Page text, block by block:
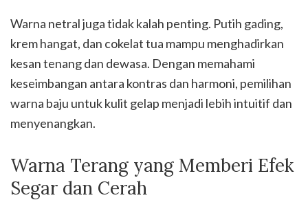
Warna netral juga tidak kalah penting. Putih gading,
krem hangat, dan cokelat tua mampu menghadirkan
kesan tenang dan dewasa. Dengan memahami
keseimbangan antara kontras dan harmoni, pemilihan
warna baju untuk kulit gelap menjadi lebih intuitif dan
menyenangkan.
Warna Terang yang Memberi Efek
Segar dan Cerah